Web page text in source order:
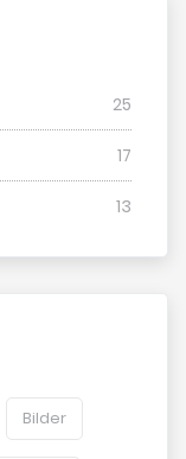
25
17
13
Bilder